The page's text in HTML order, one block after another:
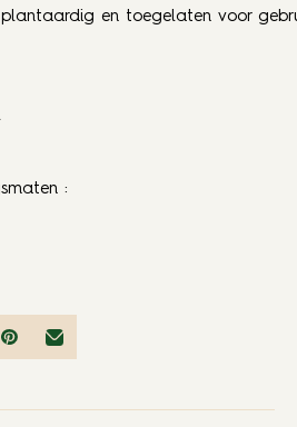
plantaardig en toegelaten voor
: